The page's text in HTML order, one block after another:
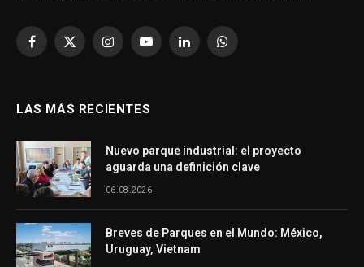
Facebook
X
InstagramYouTubeLinkedInWhatsApp
LAS MÁS RECIENTES
Nuevo parque industrial: el proyecto
aguarda una definición clave
06.08.2026
Breves de Parques en el Mundo: México,
Uruguay, Vietnam